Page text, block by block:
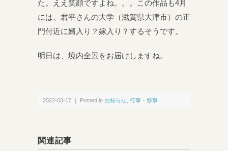
た。ええ笑顔ですよね。。。この作品も4月
には、君平さんの大学（滋賀県大津市）の正
門付近に婿入り？嫁入り？するそうです。
明日は、境内全景をお届けしますね。
2022-03-17 ｜ Posted in お知らせ 行事・祭事
関連記事